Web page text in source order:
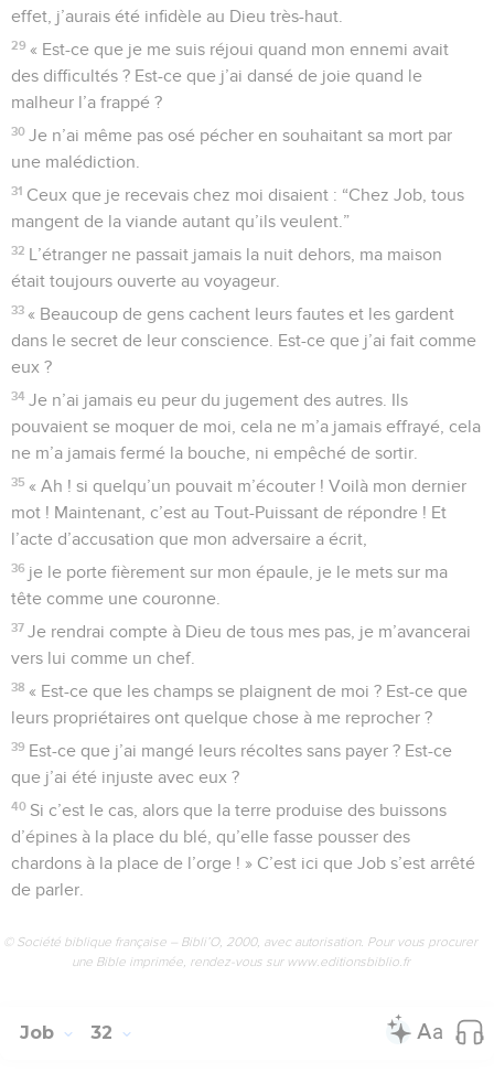
effet, j’aurais été infidèle au Dieu très-haut.
29 « Est-ce que je me suis réjoui quand mon ennemi avait
des difficultés ? Est-ce que j’ai dansé de joie quand le
malheur l’a frappé ?
30 Je n’ai même pas osé pécher en souhaitant sa mort par
une malédiction.
31 Ceux que je recevais chez moi disaient : “Chez Job, tous
mangent de la viande autant qu’ils veulent.”
32 L’étranger ne passait jamais la nuit dehors, ma maison
était toujours ouverte au voyageur.
33 « Beaucoup de gens cachent leurs fautes et les gardent
dans le secret de leur conscience. Est-ce que j’ai fait comme
eux ?
34 Je n’ai jamais eu peur du jugement des autres. Ils
pouvaient se moquer de moi, cela ne m’a jamais effrayé, cela
ne m’a jamais fermé la bouche, ni empêché de sortir.
35 « Ah ! si quelqu’un pouvait m’écouter ! Voilà mon dernier
mot ! Maintenant, c’est au Tout-Puissant de répondre ! Et
l’acte d’accusation que mon adversaire a écrit,
36 je le porte fièrement sur mon épaule, je le mets sur ma
tête comme une couronne.
37 Je rendrai compte à Dieu de tous mes pas, je m’avancerai
vers lui comme un chef.
38 « Est-ce que les champs se plaignent de moi ? Est-ce que
leurs propriétaires ont quelque chose à me reprocher ?
39 Est-ce que j’ai mangé leurs récoltes sans payer ? Est-ce
que j’ai été injuste avec eux ?
40 Si c’est le cas, alors que la terre produise des buissons
d’épines à la place du blé, qu’elle fasse pousser des
chardons à la place de l’orge ! » C’est ici que Job s’est arrêté
de parler.
© Société biblique française – Bibli’O, 2000, avec autorisation. Pour vous procurer
une Bible imprimée, rendez-vous sur www.editionsbiblio.fr
Job 32